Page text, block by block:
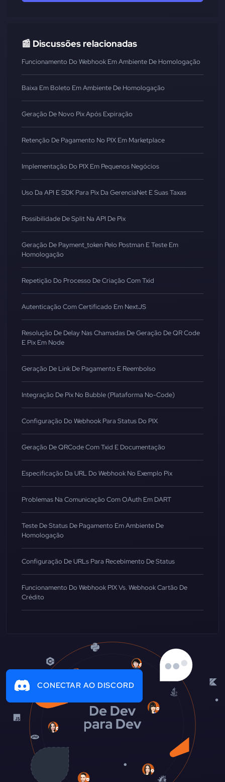
📰 Discussões relacionadas
Funcionamento Do Webhook Em Ambiente De Homologação
Baixa Em Boleto Em Ambiente De Homologação
Geração De Novo Pix Após Expiração
Retenção De Pagamento No PIX Em Marketplace
Implementação Do PIX Em Pequenos Negócios
Uso Da API E SDK Para Pix Da GerenciaNet E Suas Taxas
Possibilidade De Split Na API De Pix
Geração De Payment_token Pelo Postman E Teste Em
Homologação
Repetição Do Processo De Criação Com Txid
Autenticação Com Certificado Em NextJS
Resolução De Delay Nas Chamadas De Geração De QR Code
E Pix Em Node
Geração De Link De Pagamento E Reembolso
Integração De Pix No Bubble (Plataforma No-Code)
Configuração Do Webhook Para Status Do PIX
Geração De QRCode Com Txid E Documentação
Especificação Da URL Do Webhook No Exemplo Pix
Problemas Na Comunicação Com OAuth Em DART
Teste De Status De Pagamento Em Ambiente De
Homologação
Configuração De URLs Para Recebimento De Status
Funcionamento Do Webhook PIX Vs. Webhook Cartão De
Crédito
CONECTAR AO DISCORD